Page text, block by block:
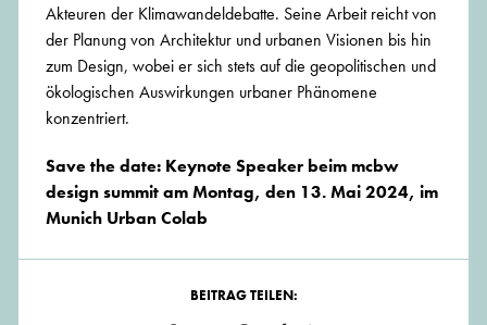
Akteuren der Klimawandeldebatte. Seine Arbeit reicht von
der Planung von Architektur und urbanen Visionen bis hin
zum Design, wobei er sich stets auf die geopolitischen und
ökologischen Auswirkungen urbaner Phänomene
konzentriert.
Save the date: Keynote Speaker beim mcbw
design summit am Montag, den 13. Mai 2024, im
Munich Urban Colab
BEITRAG TEILEN: